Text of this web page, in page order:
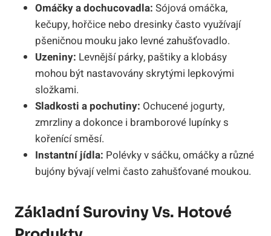
Omáčky a dochucovadla: Sójová omáčka,
kečupy, hořčice nebo dresinky často využívají
pšeničnou mouku jako levné zahušťovadlo.
Uzeniny: Levnější párky, paštiky a klobásy
mohou být nastavovány skrytými lepkovými
složkami.
Sladkosti a pochutiny: Ochucené jogurty,
zmrzliny a dokonce i bramborové lupínky s
kořenící směsí.
Instantní jídla: Polévky v sáčku, omáčky a různé
bujóny bývají velmi často zahušťované moukou.
Základní Suroviny Vs. Hotové